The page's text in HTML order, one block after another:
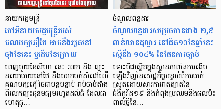
នាយករដ្ឋមន្ត្រី
កៅអីនាយករដ្ឋមន្ត្រីរបស់
គណបក្សភឿថៃ អាចនឹងរបូតនៅ
ចុងខែនេះ ឬដើមខែក្រោយ
ពេញមួយខែសីហា នេះ រលក និង ព្យុះ
នយោបាយនៅថៃ នឹងបោកបក់សំដៅលើ
គណបក្សភឿថៃជាបន្តបន្ទាប់ រាប់ចាប់តាំង
ពីរលកព្យុះធុនមធ្យមរហូតដល់ធំ ដែលជា
ហេតុធ្…
ចំណូលពន្ធដារ
ចំណូលពន្ធដារសម្រេចបានជាង ២,៩
ពាន់លានដុល្លារ នៅជិត១០ខែឆ្នាំនេះ
ស្មើនឹង ១០៤% នៃផែនការច្បាប់
ទោះបីជាស្ថិតក្នុងស្ថានភាពនៃការងើប
ឡើងវិញនៃសេដ្ឋកិច្ចបន្ទាប់ពីការបាក់
ស្រុតដោយសារការរាតត្បាតនៃ
ជំងឺកូវីដ១៩ និងកំពុងប្រឈមនឹងផលប៉ះ
ពាល់ថ្មីនៃ…